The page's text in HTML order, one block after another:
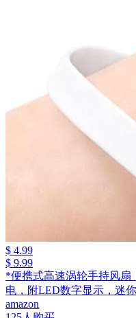
$ 4.99
$ 9.99
*便携式高速涡轮手持风扇
电，附LED数字显示，迷
amazon